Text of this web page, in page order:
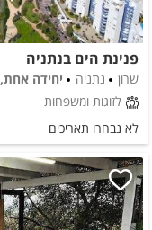
פנינת הים בנתניה
שרון נתניה
יחידה אחת, 3 חדרים
לזוגות ומשפחות
לא נבחרו תאריכים